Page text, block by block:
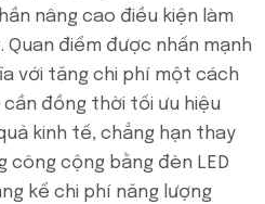
nâng cao điều kiện làm
điểm được nhấn mạnh
với tăng chi phí một cách
đồng thời tối ưu hiệu
kinh tế, chẳng hạn thay
công cộng bằng đèn LED
kể chi phí năng lượng